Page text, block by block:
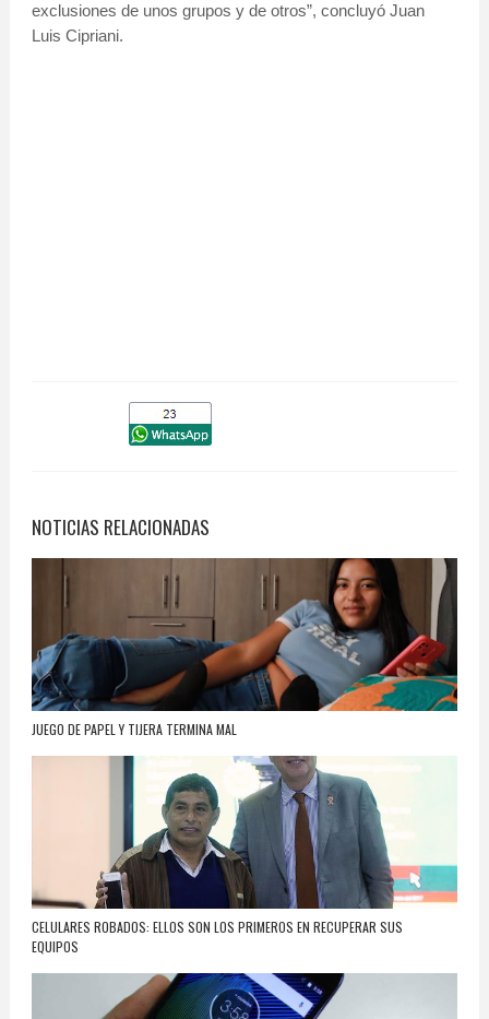
exclusiones de unos grupos y de otros”, concluyó Juan
Luis Cipriani.
NOTICIAS RELACIONADAS
JUEGO DE PAPEL Y TIJERA TERMINA MAL
CELULARES ROBADOS: ELLOS SON LOS PRIMEROS EN RECUPERAR SUS
EQUIPOS